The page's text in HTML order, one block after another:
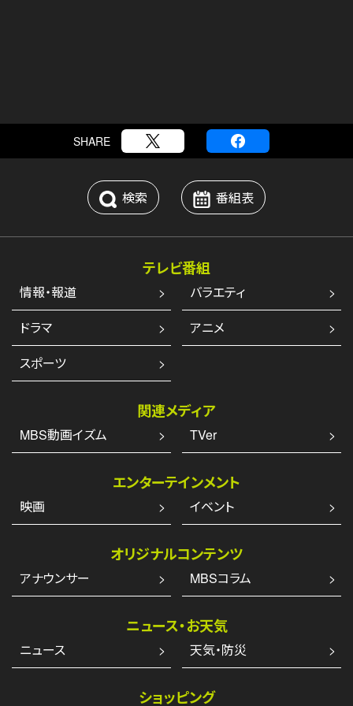
SHARE
検索 番組表
テレビ番組
情報・報道
バラエティ
ドラマ
アニメ
スポーツ
関連メディア
MBS動画イズム TVer
エンターテインメント
映画 イベント
オリジナルコンテンツ
アナウンサー MBSコラム
ニュース・お天気
ニュース 天気・防災
ショッピング